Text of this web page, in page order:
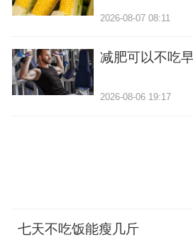
2026-08-07 08:11
减肥可以不吃
2026-08-06 19:17
七天不吃饭能瘦几斤